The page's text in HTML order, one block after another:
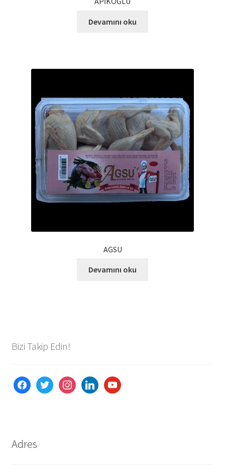
Devamını oku
AGSU
Devamını oku
Bizi Takip Edin!
facebooktwitter instagramlinkedinyoutube
Adres